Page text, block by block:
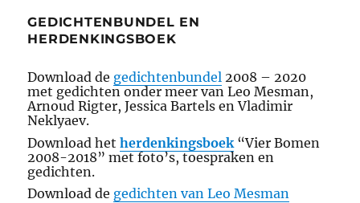
GEDICHTENBUNDEL EN
HERDENKINGSBOEK
Download de gedichtenbundel 2008 – 2020
met gedichten onder meer van Leo Mesman,
Arnoud Rigter, Jessica Bartels en Vladimir
Neklyaev.
Download hetherdenkingsboek “Vier Bomen
2008-2018” met foto’s, toespraken en
gedichten.
Download de gedichten van Leo Mesman